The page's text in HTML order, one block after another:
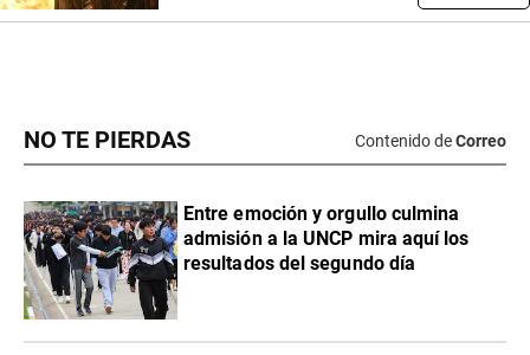
NO TE PIERDAS Contenido deCorreo
Entre emoción y orgullo culmina
admisión a la UNCP mira aquí los
resultados del segundo día